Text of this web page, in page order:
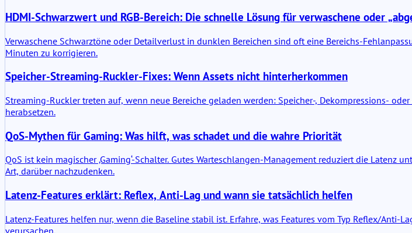
HDMI-Schwarzwert und RGB-Bereich: Die schnelle Lösung für verwaschene oder
Verwaschene Schwarztöne oder Detailverlust in dunklen Bereichen sind oft eine Bereichs-
Minuten zu korrigieren.
Speicher-Streaming-Ruckler-Fixes: Wenn Assets nicht hinterherkommen
Streaming-Ruckler treten auf, wenn neue Bereiche geladen werden: Speicher-, Dekompressions-
herabsetzen.
QoS-Mythen für Gaming: Was hilft, was schadet und die wahre Priorität
QoS ist kein magischer ‚Gaming‘-Schalter. Gutes Warteschlangen-Management reduziert die
Art, darüber nachzudenken.
Latenz-Features erklärt: Reflex, Anti-Lag und wann sie tatsächlich helfen
Latenz-Features helfen nur, wenn die Baseline stabil ist. Erfahre, was Features vom Typ Reflex/
verursachen.